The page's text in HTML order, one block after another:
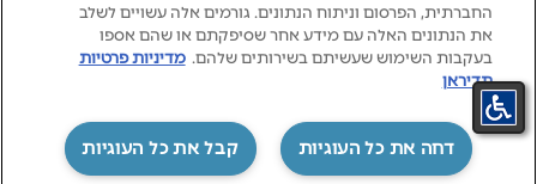
New Life. New Energy.
החברתית, הפרסום וניתוח הנתונים. גורמים אלה עשויים לשלב
את הנתונים האלה עם מידע אחר שסיפקתם או שהם אספו
בעקבות השימוש שעשיתם בשירותים שלהם. מדיניות פרטיות
תדיראן
קבל את כל העוגיות ‏דחה את כל העוגיות